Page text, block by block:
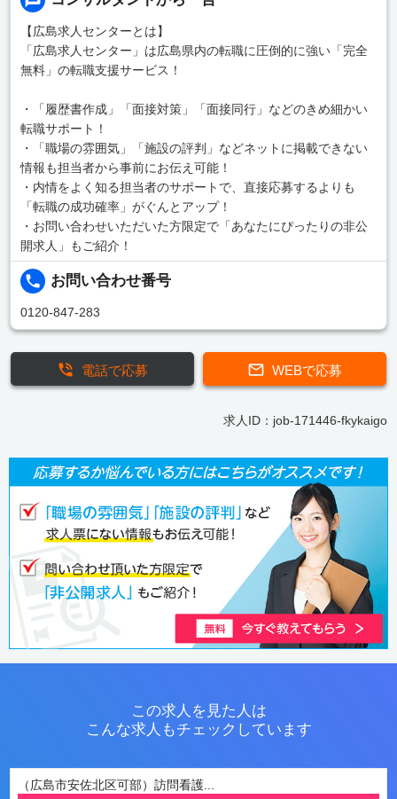
【広島求人センターとは】
「広島求人センター」は広島県内の転職に圧倒的に強い「完全
無料」の転職支援サービス！
・「履歴書作成」「面接対策」「面接同行」などのきめ細かい
転職サポート！
・「職場の雰囲気」「施設の評判」などネットに掲載できない
情報も担当者から事前にお伝え可能！
・内情をよく知る担当者のサポートで、直接応募するよりも
「転職の成功確率」がぐんとアップ！
・お問い合わせいただいた方限定で「あなたにぴったりの非公
開求人」もご紹介！
お問い合わせ番号
0120-847-283
WEBで応募
電話で応募
求人ID：job-171446-fkykaigo
この求人を見た人は
こんな求人もチェックしています
（広島市安佐北区可部）訪問看護...